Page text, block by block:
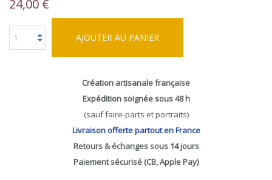
24,00 €
AJOUTER AU PANIER
Création artisanale française
Expédition soignée sous 48 h
(sauf faire-parts et portraits)
Livraison offerte partout en France
Retours & échanges sous 14 jours
Paiement sécurisé (CB, Apple Pay)